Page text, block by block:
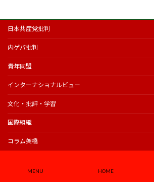
日本共産党批判
内ゲバ批判
青年同盟
インターナショナルビュー
文化・批評・学習
国際組織
コラム架橋
MENU HOME